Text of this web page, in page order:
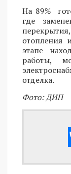
На 89%
где
отопления
этапе
работы,
отделка.
Фото: ДИП